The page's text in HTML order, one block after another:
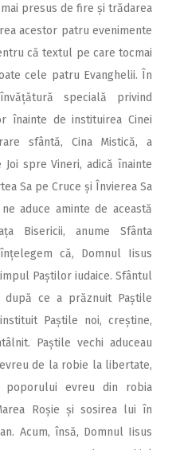
presus de fire și trădarea
acestor patru evenimente
că textul pe care tocmai
cele patru Evanghelii. În
specială privind
înainte de instituirea Cinei
sfântă, Cina Mistică, a
spre Vineri, adică înainte
Sa pe Cruce și Învierea Sa
aduce aminte de această
Bisericii, anume Sfânta
că, Domnul Iisus
Paștilor iudaice. Sfântul
ce a prăznuit Paștile
Paștile noi, creștine,
Paștile vechi aduceau
de la robie la libertate,
poporului evreu din robia
Roșie și sosirea lui în
Acum, însă, Domnul Iisus